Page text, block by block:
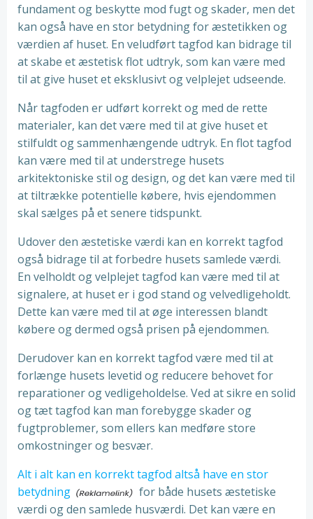
fundament og beskytte mod fugt og skader, men det
kan også have en stor betydning for æstetikken og
værdien af huset. En veludført tagfod kan bidrage til
at skabe et æstetisk flot udtryk, som kan være med
til at give huset et eksklusivt og velplejet udseende.
Når tagfoden er udført korrekt og med de rette
materialer, kan det være med til at give huset et
stilfuldt og sammenhængende udtryk. En flot tagfod
kan være med til at understrege husets
arkitektoniske stil og design, og det kan være med til
at tiltrække potentielle købere, hvis ejendommen
skal sælges på et senere tidspunkt.
Udover den æstetiske værdi kan en korrekt tagfod
også bidrage til at forbedre husets samlede værdi.
En velholdt og velplejet tagfod kan være med til at
signalere, at huset er i god stand og velvedligeholdt.
Dette kan være med til at øge interessen blandt
købere og dermed også prisen på ejendommen.
Derudover kan en korrekt tagfod være med til at
forlænge husets levetid og reducere behovet for
reparationer og vedligeholdelse. Ved at sikre en solid
og tæt tagfod kan man forebygge skader og
fugtproblemer, som ellers kan medføre store
omkostninger og besvær.
Alt i alt kan en korrekt tagfod altså have en stor
betydning
for både husets æstetiske
værdi og den samlede husværdi. Det kan være en